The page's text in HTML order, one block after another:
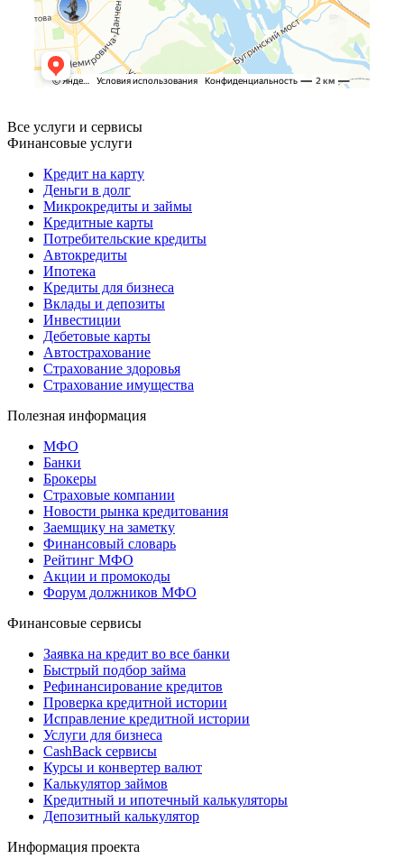
Все услуги и сервисы
Финансовые услуги
Кредит на карту
Деньги в долг
Микрокредиты и займы
Кредитные карты
Потребительские кредиты
Автокредиты
Ипотека
Кредиты для бизнеса
Вклады и депозиты
Инвестиции
Дебетовые карты
Автострахование
Страхование здоровья
Страхование имущества
Полезная информация
МФО
Банки
Брокеры
Страховые компании
Новости рынка кредитования
Заемщику на заметку
Финансовый словарь
Рейтинг МФО
Акции и промокоды
Форум должников МФО
Финансовые сервисы
Заявка на кредит во все банки
Быстрый подбор займа
Рефинансирование кредитов
Проверка кредитной истории
Исправление кредитной истории
Услуги для бизнеса
CashBack сервисы
Курсы и конвертер валют
Калькулятор займов
Кредитный и ипотечный калькуляторы
Депозитный калькулятор
Информация проекта